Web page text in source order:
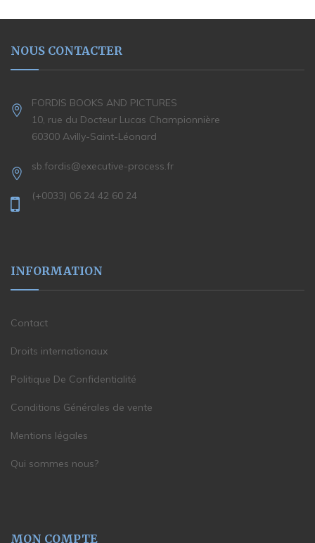
NOUS CONTACTER
FORDIS BOOKS AND PICTURES
10, rue du Docteur Lucas Championnière
60300 Avilly-Saint-Léonard
sb.fordis@executive-process.fr
(+0033) 06 24 42 60 24
INFORMATION
Contact
Droits internationaux
Politique De Confidentialité
Conditions Générales de vente
Mentions légales
Qui sommes nous?
MON COMPTE